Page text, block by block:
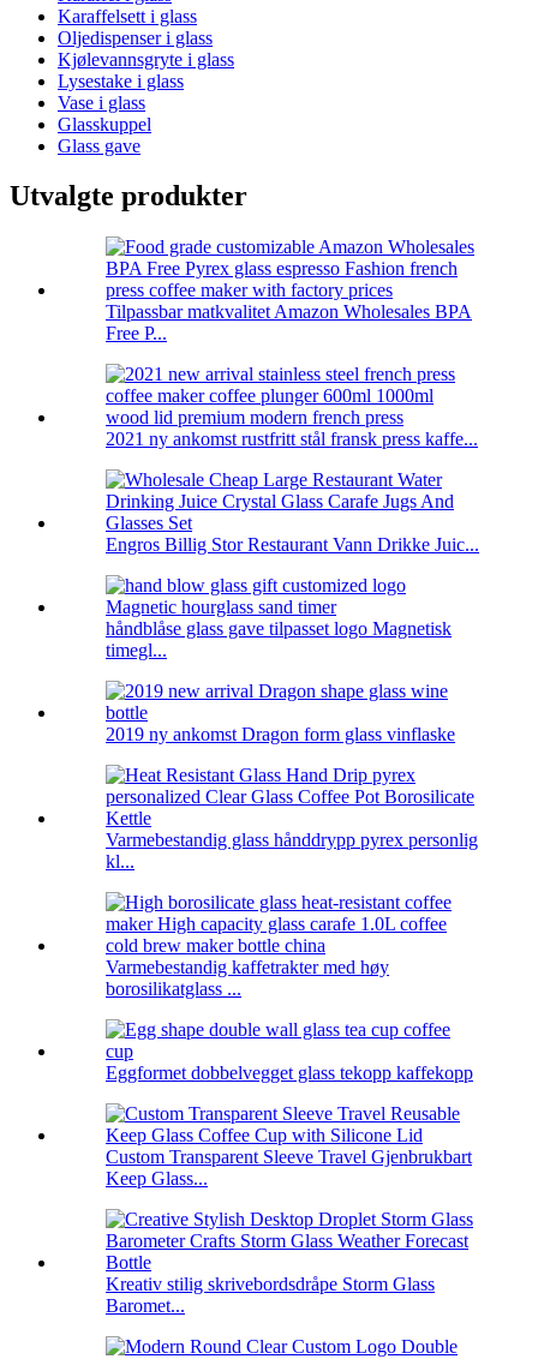
Karaffelsett i glass
Oljedispenser i glass
Kjølevannsgryte i glass
Lysestake i glass
Vase i glass
Glasskuppel
Glass gave
Utvalgte produkter
Tilpassbar matkvalitet Amazon Wholesales BPA
Free P...
2021 ny ankomst rustfritt stål fransk press kaffe...
Engros Billig Stor Restaurant Vann Drikke Juic...
håndblåse glass gave tilpasset logo Magnetisk
timegl...
2019 ny ankomst Dragon form glass vinflaske
Varmebestandig glass hånddrypp pyrex personlig
kl...
Varmebestandig kaffetrakter med høy
borosilikatglass ...
Eggformet dobbelvegget glass tekopp kaffekopp
Custom Transparent Sleeve Travel Gjenbrukbart
Keep Glass...
Kreativ stilig skrivebordsdråpe Storm Glass
Baromet...